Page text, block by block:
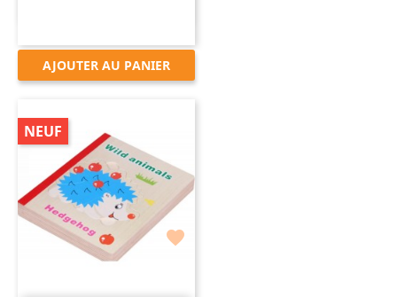
AJOUTER AU PANIER

NEUF